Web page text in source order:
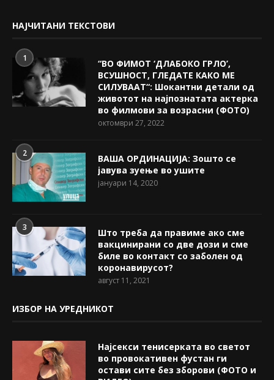
НАЈЧИТАНИ ТЕКСТОВИ
1
“ВО ФИМОТ ‘ДЛАБОКО ГРЛО’,
ВСУШНОСТ, ГЛЕДАТЕ КАКО МЕ
СИЛУВААТ“: Шокантни детали од
животот на најпознатата актерка
во филмови за возрасни (ФОТО)
октомври 27, 2022
2
ВАША ОРДИНАЦИЈА: Зошто се
јавува зуење во ушите
јануари 14, 2020
3
Што треба да правиме ако сме
вакцинирани со две дози и сме
биле во контакт со заболен од
коронавирусот?
август 11, 2021
ИЗБОР НА УРЕДНИКОТ
Најсекси тенисерката во светот
во провокативен фустан ги
остави сите без зборови (ФОТО и